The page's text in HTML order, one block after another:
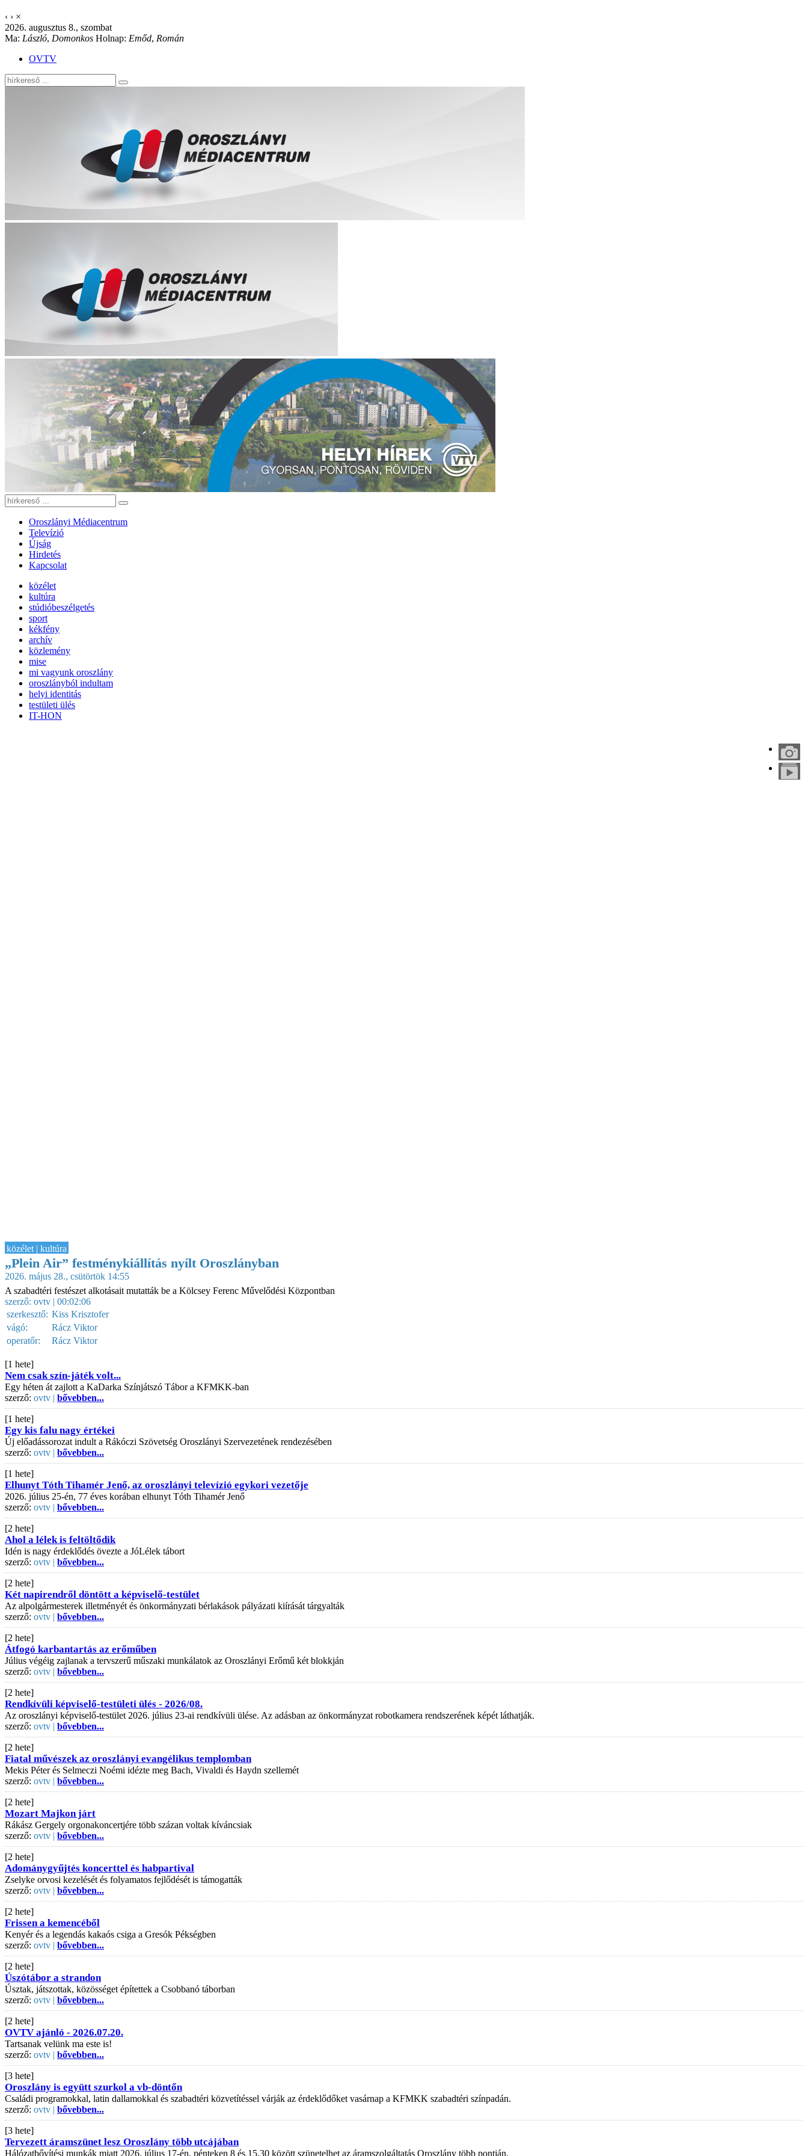
‹ › ×
2026. augusztus 8., szombat
Ma: László, Domonkos Holnap: Emőd, Román
OVTV
Oroszlányi Médiacentrum
Televízió
Újság
Hirdetés
Kapcsolat
közélet
kultúra
stúdióbeszélgetés
sport
kékfény
archív
közlemény
mise
mi vagyunk oroszlány
oroszlányból indultam
helyi identitás
testületi ülés
IT-HON
közélet | kultúra
„Plein Air” festménykiállítás nyílt Oroszlányban
2026. május 28., csütörtök 14:55
A szabadtéri festészet alkotásait mutatták be a Kölcsey Ferenc Művelődési Központban
szerző: ovtv | 00:02:06
szerkesztő: Kiss Krisztofer
vágó:
Rácz Viktor
operatőr:
Rácz Viktor
[1 hete]
Nem csak szín-játék volt...
Egy héten át zajlott a KaDarka Színjátszó Tábor a KFMKK-ban
szerző: ovtv | bővebben...
[1 hete]
Egy kis falu nagy értékei
Új előadássorozat indult a Rákóczi Szövetség Oroszlányi Szervezetének rendezésében
szerző: ovtv | bővebben...
[1 hete]
Elhunyt Tóth Tihamér Jenő, az oroszlányi televízió egykori vezetője
2026. július 25-én, 77 éves korában elhunyt Tóth Tihamér Jenő
szerző: ovtv | bővebben...
[2 hete]
Ahol a lélek is feltöltődik
Idén is nagy érdeklődés övezte a JóLélek tábort
szerző: ovtv | bővebben...
[2 hete]
Két napirendről döntött a képviselő-testület
Az alpolgármesterek illetményét és önkormányzati bérlakások pályázati kiírását tárgyalták
szerző: ovtv | bővebben...
[2 hete]
Átfogó karbantartás az erőműben
Július végéig zajlanak a tervszerű műszaki munkálatok az Oroszlányi Erőmű két blokkján
szerző: ovtv | bővebben...
[2 hete]
Rendkívüli képviselő-testületi ülés - 2026/08.
Az oroszlányi képviselő-testület 2026. július 23-ai rendkívüli ülése. Az adásban az önkormányzat robotkamera rendszerének képét láthatják.
szerző: ovtv | bővebben...
[2 hete]
Fiatal művészek az oroszlányi evangélikus templomban
Mekis Péter és Selmeczi Noémi idézte meg Bach, Vivaldi és Haydn szellemét
szerző: ovtv | bővebben...
[2 hete]
Mozart Majkon járt
Rákász Gergely orgonakoncertjére több százan voltak kíváncsiak
szerző: ovtv | bővebben...
[2 hete]
Adománygyűjtés koncerttel és habpartival
Zselyke orvosi kezelését és folyamatos fejlődését is támogatták
szerző: ovtv | bővebben...
[2 hete]
Frissen a kemencéből
Kenyér és a legendás kakaós csiga a Gresók Pékségben
szerző: ovtv | bővebben...
[2 hete]
Úszótábor a strandon
Úsztak, játszottak, közösséget építettek a Csobbanó táborban
szerző: ovtv | bővebben...
[2 hete]
OVTV ajánló - 2026.07.20.
Tartsanak velünk ma este is!
szerző: ovtv | bővebben...
[3 hete]
Oroszlány is együtt szurkol a vb-döntőn
Családi programokkal, latin dallamokkal és szabadtéri közvetítéssel várják az érdeklődőket vasárnap a KFMKK szabadtéri színpadán.
szerző: ovtv | bővebben...
[3 hete]
Tervezett áramszünet lesz Oroszlány több utcájában
Hálózatbővítési munkák miatt 2026. július 17-én, pénteken 8 és 15.30 között szünetelhet az áramszolgáltatás Oroszlány több pontján.